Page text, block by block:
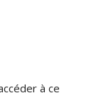
à ce